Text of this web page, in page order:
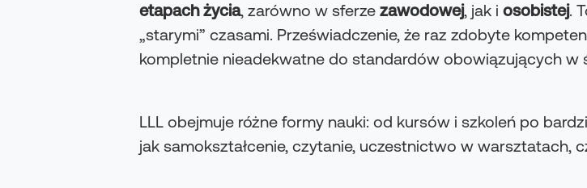
etapach życia, zarówno w sferze zawodowej, jak i osobistej.
„starymi” czasami. Przeświadczenie, że raz zdobyte
kompletnie nieadekwatne do standardów obowiązujących w
LLL obejmuje różne formy nauki: od kursów i szkoleń po
jak samokształcenie, czytanie, uczestnictwo w warsztatach,